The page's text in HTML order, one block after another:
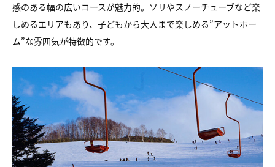
感のある幅の広いコースが魅力的。ソリやスノーチューブなど楽
しめるエリアもあり、子どもから大人まで楽しめる”アットホー
ム”な雰囲気が特徴的です。